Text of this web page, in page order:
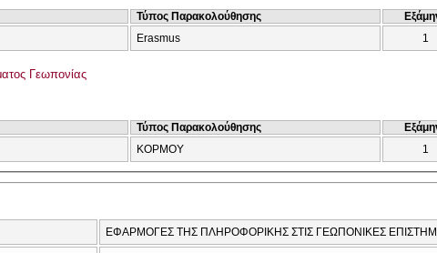
Τύπος Παρακολούθησης
Erasmus 1
Γεωπονίας
Τύπος Παρακολούθησης
ΚΟΡΜΟΥ 1
ΕΦΑΡΜΟΓΕΣ ΤΗΣ ΠΛΗΡΟΦΟΡΙΚΗΣ ΣΤΙΣ ΓΕΩΠΟΝΙΚΕΣ